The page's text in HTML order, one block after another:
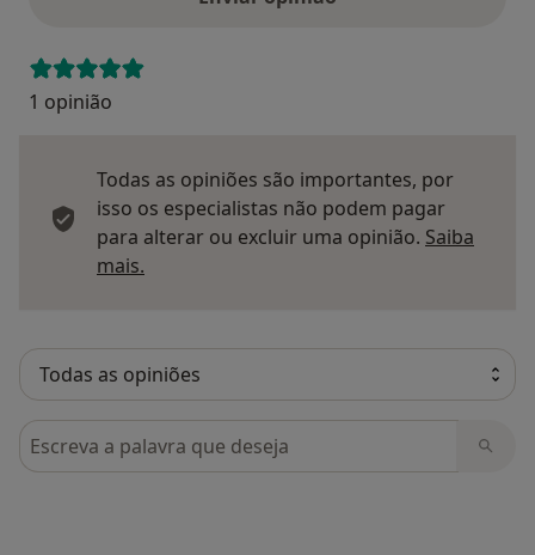
1 opinião
Todas as opiniões são importantes, por
isso os especialistas não podem pagar
para alterar ou excluir uma opinião. Saiba
mais.
Pesquisar em opiniões